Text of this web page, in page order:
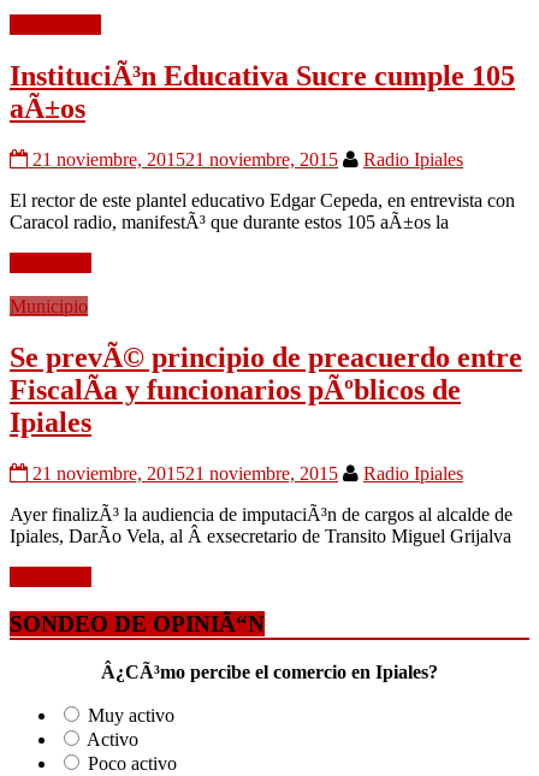
InstituciÃ³n Educativa Sucre cumple 105
aÃ±os
21 noviembre, 201521 noviembre, 2015
Radio Ipiales
El rector de este plantel educativo Edgar Cepeda, en entrevista con
Caracol radio, manifestÃ³ que durante estos 105 aÃ±os la
Municipio
Se prevÃ© principio de preacuerdo entre
FiscalÃ­a y funcionarios pÃºblicos de
Ipiales
21 noviembre, 201521 noviembre, 2015
Radio Ipiales
Ayer finalizÃ³ la audiencia de imputaciÃ³n de cargos al alcalde de
Ipiales, DarÃ­o Vela, al Â exsecretario de Transito Miguel Grijalva
SONDEO DE OPINIÃ“N
Â¿CÃ³mo percibe el comercio en Ipiales?
Muy activo
Activo
Poco activo